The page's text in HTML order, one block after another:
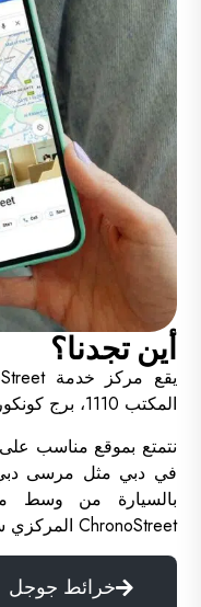
أين تجدنا؟
المكتب 1110، برج كونكورد.
نتمتع بموقع مناسب
بالسيارة من وسط
ChronoStreet المركزي سهولة الوصول لعملائنا الكرام.
خرائط جوجل